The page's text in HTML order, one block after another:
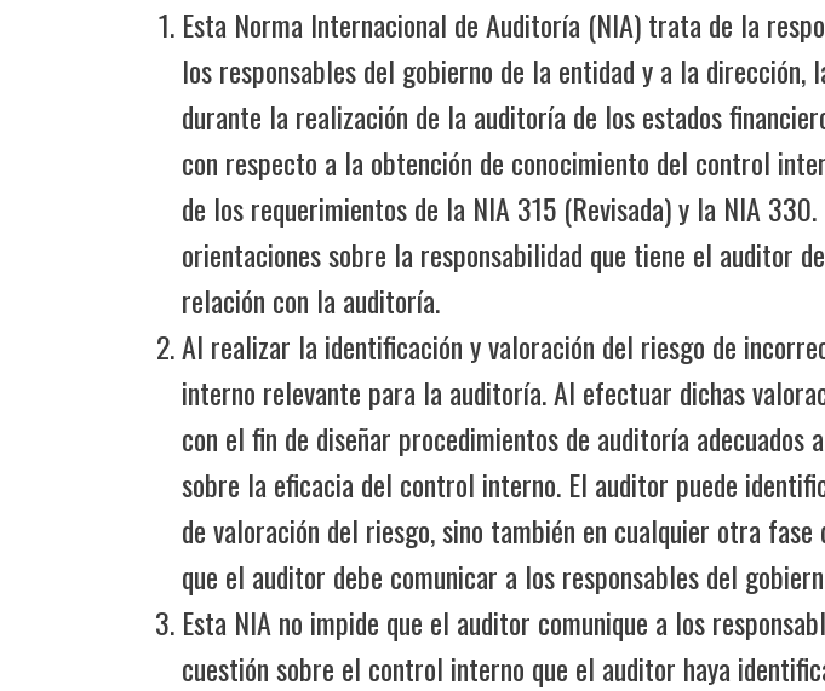
Esta Norma Internacional de Auditoría (NIA) trata de la
los responsables del gobierno de la entidad y a la
durante la realización de la auditoría de los estados
con respecto a la obtención de conocimiento del control
de los requerimientos de la NIA 315 (Revisada) y la NIA
orientaciones sobre la responsabilidad que tiene el auditor
relación con la auditoría.
Al realizar la identificación y valoración del riesgo de
interno relevante para la auditoría. Al efectuar dichas
con el fin de diseñar procedimientos de auditoría
sobre la eficacia del control interno. El auditor puede
de valoración del riesgo, sino también en cualquier otra
que el auditor debe comunicar a los responsables del
Esta NIA no impide que el auditor comunique a los
cuestión sobre el control interno que el auditor haya